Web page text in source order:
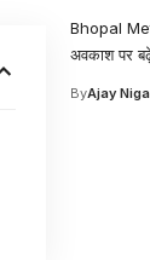
Bhopal
अवकाश पर
ByAjay